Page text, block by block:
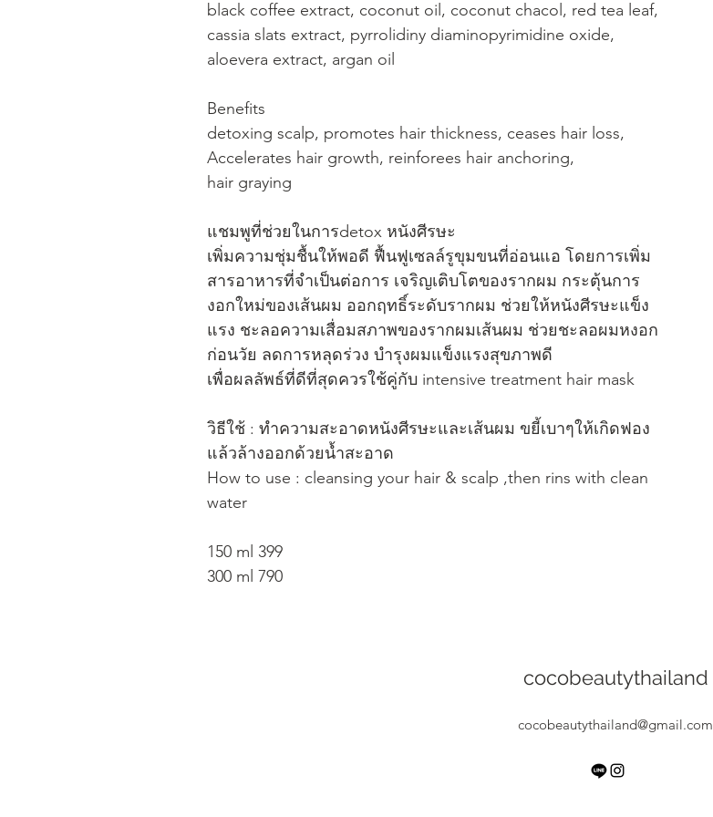
black coffee extract, coconut oil, coconut chacol, red tea leaf,
cassia slats extract, pyrrolidiny diaminopyrimidine oxide,
aloevera extract, argan oil
Benefits
detoxing scalp, promotes hair thickness, ceases hair loss,
Accelerates hair growth, reinforees hair anchoring,
hair graying
แชมพูที่ช่วยในการdetox หนังศีรษะ
เพิ่มความชุ่มชื้นให้พอดี ฟื้นฟูเซลล์รูขุมขนที่อ่อนแอ โดยการเพิ่ม
สารอาหารที่จำเป็นต่อการ เจริญเติบโตของรากผม กระตุ้นการ
งอกใหม่ของเส้นผม ออกฤทธิ์ระดับรากผม ช่วยให้หนังศีรษะแข็ง
แรง ชะลอความเสื่อมสภาพของรากผมเส้นผม ช่วยชะลอผมหงอก
ก่อนวัย ลดการหลุดร่วง บำรุงผมแข็งแรงสุขภาพดี
เพื่อผลลัพธ์ที่ดีที่สุดควรใช้คู่กับ intensive treatment hair mask
วิธีใช้ : ทำความสะอาดหนังศีรษะและเส้นผม ขยี้เบาๆให้เกิดฟอง
แล้วล้างออกด้วยน้ำสะอาด
How to use : cleansing your hair & scalp ,then rins with clean
water
150 ml 399
300 ml 790
cocobeautythailand
cocobeautythailand@gmail.com